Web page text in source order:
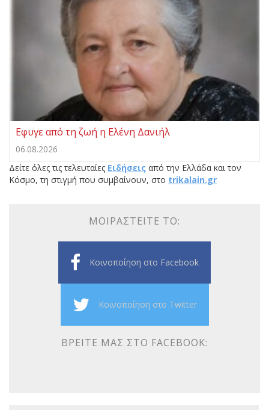
Εφυγε από τη ζωή η Ελένη Δανιήλ
06.08.2026
Δείτε όλες τις τελευταίες Ειδήσεις από την Ελλάδα και τον
Κόσμο, τη στιγμή που συμβαίνουν, στο trikalain.gr
ΜΟΙΡΑΣΤΕΊΤΕ ΤΟ:
Κοινοποίηση στο Facebook
Κοινοποίηση στο Twitter
ΒΡΕΊΤΕ ΜΑΣ ΣΤΟ FACEBOOK: